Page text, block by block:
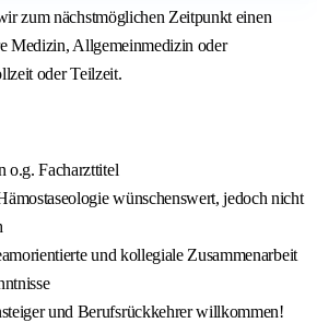
zum nächstmöglichen Zeitpunkt einen
Medizin, Allgemeinmedizin oder
oder Teilzeit.
o.g. Facharzttitel
wünschenswert, jedoch nicht
und kollegiale Zusammenarbeit
und Berufsrückkehrer willkommen!